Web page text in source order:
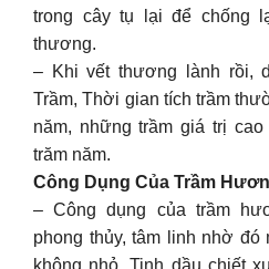
trong cây tụ lại để chống
thương.
– Khi vết thương lành rồi,
Trầm, Thời gian tích trầm
năm, những trầm giá trị
trăm năm.
Công Dụng Của Trầm
– Công dụng của trầm
phong thủy, tâm linh nhờ đó